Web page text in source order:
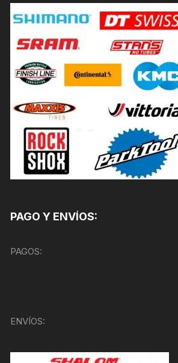
PAGO Y ENVÍOS:
PAGOS:
ENVÍOS: